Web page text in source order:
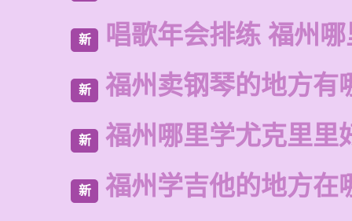
新 唱歌年会排练 福州
新 福州卖钢琴的地方有
新 福州哪里学尤克里里
新 福州学吉他的地方在